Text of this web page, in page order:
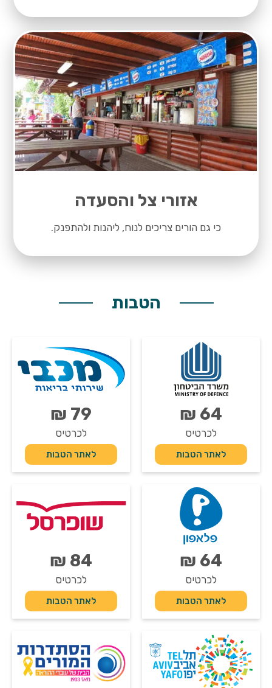
אזורי צל והסעדה
כי גם הורים צריכים לנוח, ליהנות ולהתפנק.
הטבות
64 ₪
לכרטיס
לאתר הטבות
79 ₪
לכרטיס
לאתר הטבות
64 ₪
לכרטיס
לאתר הטבות
84 ₪
לכרטיס
לאתר הטבות